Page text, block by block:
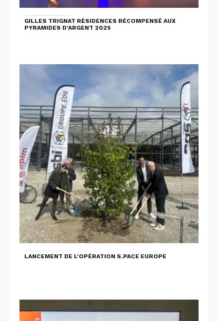
GILLES TRIGNAT RÉSIDENCES RÉCOMPENSÉ AUX
PYRAMIDES D’ARGENT 2025
LANCEMENT DE L’OPÉRATION S.PACE EUROPE